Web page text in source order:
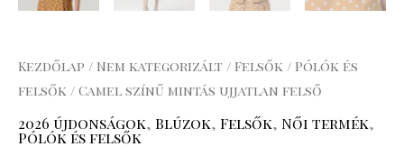
Kezdőlap / Nem kategorizált / Felsők / Pólók és
felsők / Camel színű mintás ujjatlan felső
2026 újdonságok, Blúzok, Felsők, Női termék,
Pólók és felsők